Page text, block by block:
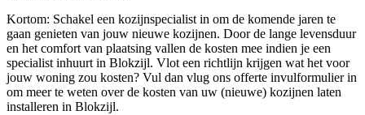
Kortom: Schakel een kozijnspecialist in om de komende jaren te
gaan genieten van jouw nieuwe kozijnen. Door de lange levensduur
en het comfort van plaatsing vallen de kosten mee indien je een
specialist inhuurt in Blokzijl. Vlot een richtlijn krijgen wat het voor
jouw woning zou kosten? Vul dan vlug ons offerte invulformulier in
om meer te weten over de kosten van uw (nieuwe) kozijnen laten
installeren in Blokzijl.